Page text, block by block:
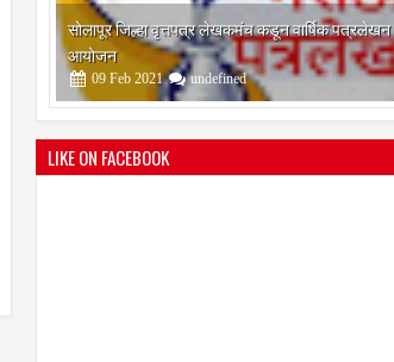
श्री मल्लिकार्जुन प्रशालेकडून उमाकांत गाढवे यांचा सत्कार
25 Mar 2021 undefined
LIKE ON FACEBOOK